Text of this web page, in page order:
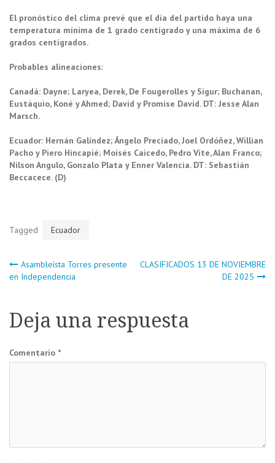
El pronóstico del clima prevé que el día del partido haya una
temperatura mínima de 1 grado centígrado y una máxima de 6
grados centígrados.
Probables alineaciones:
Canadá: Dayne; Laryea, Derek, De Fougerolles y Sigur; Buchanan,
Eustáquio, Koné y Ahmed; David y Promise David. DT: Jesse Alan
Marsch.
Ecuador: Hernán Galíndez; Ángelo Preciado, Joel Ordóñez, Willian
Pacho y Piero Hincapié; Moisés Caicedo, Pedro Vite, Alan Franco;
Nilson Angulo, Gonzalo Plata y Enner Valencia. DT: Sebastián
Beccacece. (D)
Tagged Ecuador
Navegación
entradas
Asambleísta Torres presente
en Independencia
CLASIFICADOS 13 DE NOVIEMBRE
DE 2025
Deja una respuesta
Comentario *